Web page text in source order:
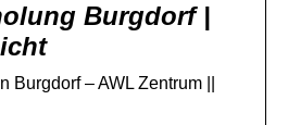
Burgdorf |
Burgdorf – AWL Zentrum ||